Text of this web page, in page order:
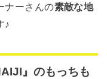
ナーさんの素敵な地
♪
』のもっちも